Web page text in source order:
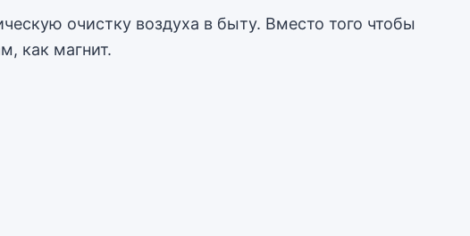
очистку воздуха в быту. Вместо того чтобы
как магнит.